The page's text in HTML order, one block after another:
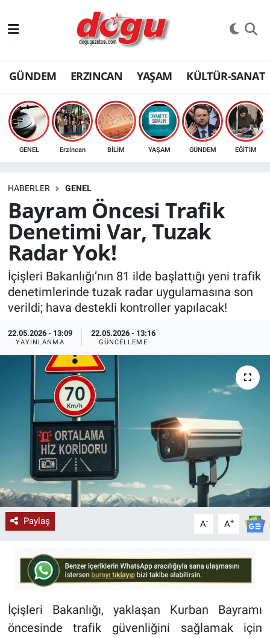
GÜNDEM ERZINCAN YAŞAM KÜLTÜR-SANAT
GENEL Erzincan BİLİM YAŞAM GÜNDEM EĞİTİM
HABERLER GENEL
Bayram Öncesi Trafik
Denetimi Var, Tuzak
Radar Yok!
İçişleri Bakanlığı’nın 81 ilde başlattığı yeni trafik
denetimlerinde tuzak radar uygulamasına son
verildi; hava destekli kontroller yapılacak!
22.05.2026 - 13:09
YAYINLANMA
22.05.2026 - 13:16
GÜNCELLEME
Paylaş A- A+
İçişleri Bakanlığı, yaklaşan Kurban Bayramı
öncesinde trafik güvenliğini sağlamak için
ERZINCAN
GÜNDEM
ERZİNCAN FOTOĞRAFLARI
SAĞLIK
Bilim, teknoloji
GENEL
KÜLTÜR-SANAT
Politika
SPOR
YAŞAM
RESMİ İLAN